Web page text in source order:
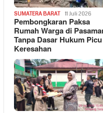
SUMATERA BARAT 11 Juli 2026
Pembongkaran Paksa
Rumah Warga di
Tanpa Dasar Hukum Picu
Keresahan